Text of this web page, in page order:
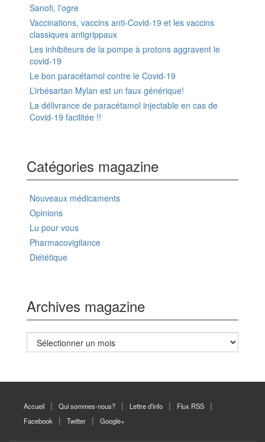
Sanofi, l’ogre
Vaccinations, vaccins anti-Covid-19 et les vaccins
classiques antigrippaux
Les inhibiteurs de la pompe à protons aggravent le
covid-19
Le bon paracétamol contre le Covid-19
L’irbésartan Mylan est un faux générique!
La délivrance de paracétamol injectable en cas de
Covid-19 facilitée !!
Catégories magazine
Nouveaux médicaments
Opinions
Lu pour vous
Pharmacovigilance
Diététique
Archives magazine
Archives
magazine
Accueil Qui sommes-nous? Lettre d’info
Flux RSS
Facebook
Twitter Google+